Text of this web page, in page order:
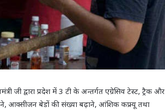
द्वारा प्रदेश में 3 टी के अन्तर्गत एग्रेसिव टेस्ट, ट्रैक और
आक्सीजन बेडों की संख्या बढ़ाने, आंशिक कफ्र्यू तथा